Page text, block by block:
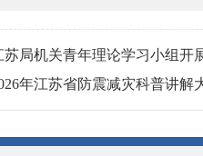
苏局机关青年理论学习小组开
年江苏省防震减灾科普讲解